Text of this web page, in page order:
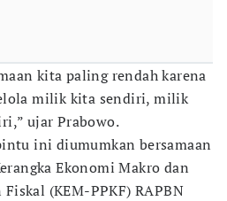
kita paling rendah karena
milik kita sendiri, milik
ujar Prabowo.
ini diumumkan bersamaan
Ekonomi Makro dan
(KEM-PPKF) RAPBN